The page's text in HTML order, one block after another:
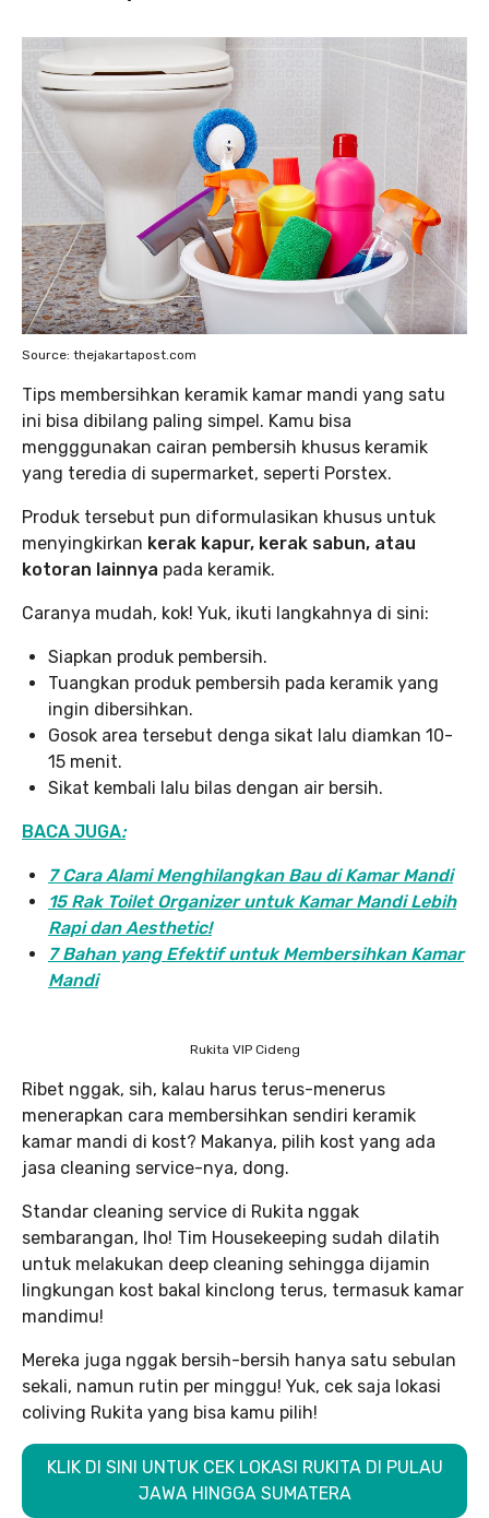
Source: thejakartapost.com
Tips membersihkan keramik kamar mandi yang satu
ini bisa dibilang paling simpel. Kamu bisa
mengggunakan cairan pembersih khusus keramik
yang teredia di supermarket, seperti Porstex.
Produk tersebut pun diformulasikan khusus untuk
menyingkirkan kerak kapur, kerak sabun, atau
kotoran lainnya pada keramik.
Caranya mudah, kok! Yuk, ikuti langkahnya di sini:
Siapkan produk pembersih.
Tuangkan produk pembersih pada keramik yang
ingin dibersihkan.
Gosok area tersebut denga sikat lalu diamkan 10-
15 menit.
Sikat kembali lalu bilas dengan air bersih.
BACA JUGA:
7 Cara Alami Menghilangkan Bau di Kamar Mandi
15 Rak Toilet Organizer untuk Kamar Mandi Lebih
Rapi dan Aesthetic!
7 Bahan yang Efektif untuk Membersihkan Kamar
Mandi
Rukita VIP Cideng
Ribet nggak, sih, kalau harus terus-menerus
menerapkan cara membersihkan sendiri keramik
kamar mandi di kost? Makanya, pilih kost yang ada
jasa cleaning service-nya, dong.
Standar cleaning service di Rukita nggak
sembarangan, lho! Tim Housekeeping sudah dilatih
untuk melakukan deep cleaning sehingga dijamin
lingkungan kost bakal kinclong terus, termasuk kamar
mandimu!
Mereka juga nggak bersih-bersih hanya satu sebulan
sekali, namun rutin per minggu! Yuk, cek saja lokasi
coliving Rukita yang bisa kamu pilih!
KLIK DI SINI UNTUK CEK LOKASI RUKITA DI PULAU
JAWA HINGGA SUMATERA